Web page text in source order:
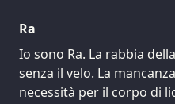
Ra
Io sono Ra. La rabbia
senza il velo. La
necessità per il corpo di